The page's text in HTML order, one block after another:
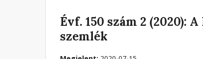
Évf. 150 szám 2 (2020):
szemlék